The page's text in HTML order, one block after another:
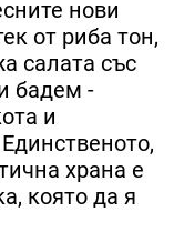
нови
от риба тон,
салата със
бадем -
и
храна е
която да я